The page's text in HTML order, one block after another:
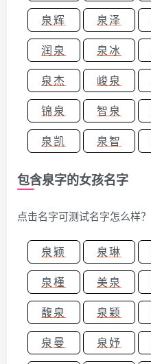
泉辉
泉泽
润泉
泉冰
泉杰
峻泉
锦泉
智泉
泉凯
泉智
包含泉字的女孩名字
点击名字可测试名字怎么样？
泉颖 泉琳
泉槿
美泉
馥泉
泉颖
泉曼
泉妤